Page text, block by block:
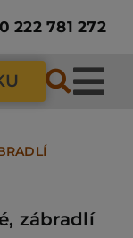
222 781 272
zábradlí